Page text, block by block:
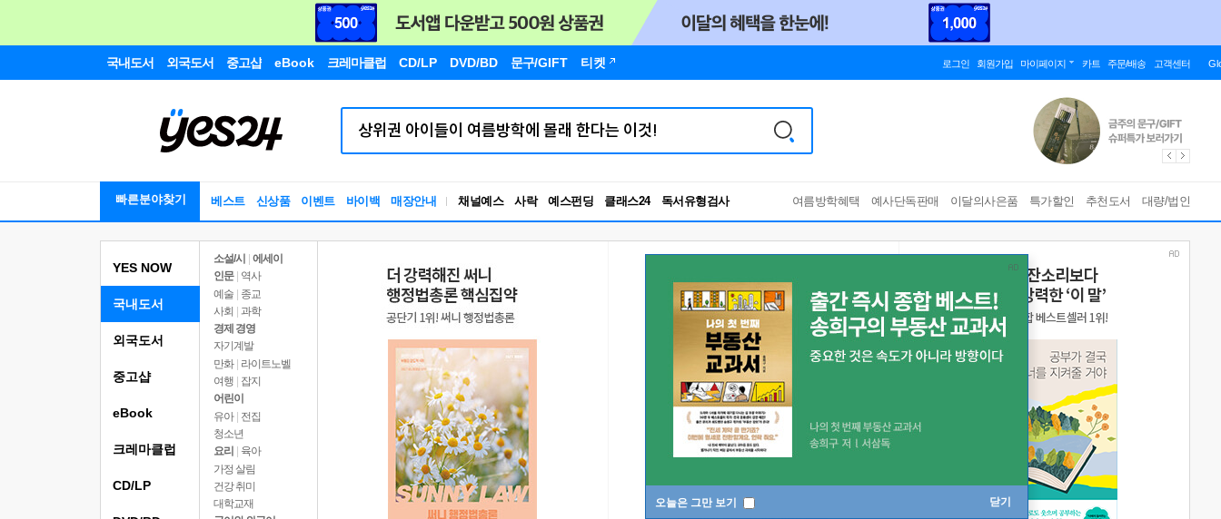
국내도서 외국도서 중고샵 eBook 크레마클럽 CD/LP DVD/BD 문구/GIFT 티켓 로그인 회원가입 마이페이지 카트 주문/배송 고객센터
빠른분야찾기 베스트 신상품 이벤트 바이백 매장안내 채널예스 사락 예스펀딩 클래스24
독서유형검사
RBTI Lab
여름방학혜택 예사단독판매 이달의사은품 특가할인 추천도서 대량/법인
오늘은 그만 보기 닫기
YES NOW
국내도서
소설/시
에세이
인문
역사
예술 | 종교
사회 | 과학
경제 경영
자기계발
만화 | 라이트노벨
여행
잡지
어린이
유아 | 전집
청소년
요리
육아
가정 살림
건강 취미
대학교재
외국도서
중고샵
eBook
크레마클럽
CD/LP